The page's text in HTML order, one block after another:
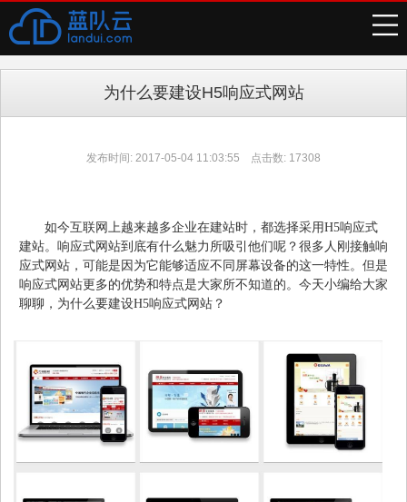
为什么要建设H5响应式网站
发布时间: 2017-05-04 11:03:55 点击数: 17308
如今互联网上越来越多企业在建站时，都选择采用H5响应式
建站。响应式网站到底有什么魅力所吸引他们呢？很多人刚接触响
应式网站，可能是因为它能够适应不同屏幕设备的这一特性。但是
响应式网站更多的优势和特点是大家所不知道的。今天小编给大家
聊聊，为什么要建设H5响应式网站？